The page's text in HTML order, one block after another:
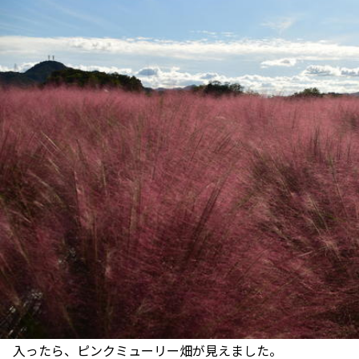
入ったら、ピンクミューリー畑が見えました。